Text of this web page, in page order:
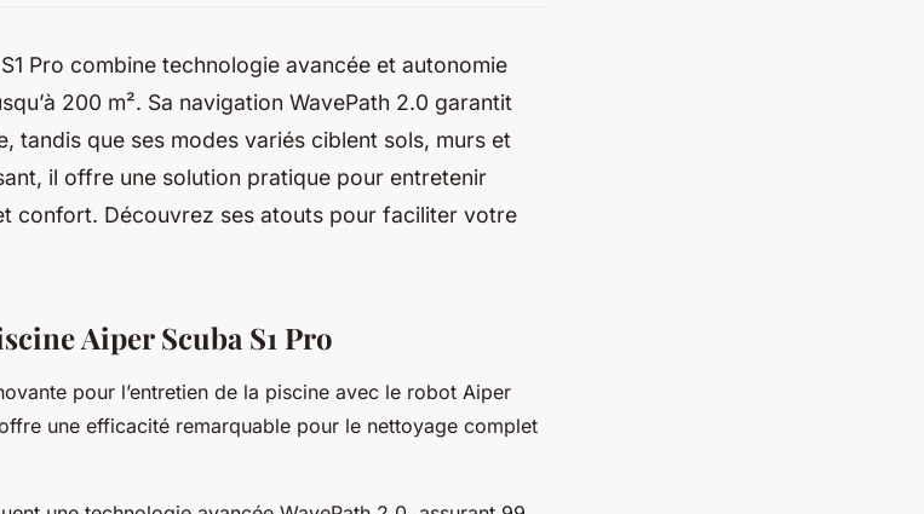
Pro combine technologie avancée et autonomie
200 m². Sa navigation WavePath 2.0 garantit
tandis que ses modes variés ciblent sols, murs et
il offre une solution pratique pour entretenir
confort. Découvrez ses atouts pour faciliter votre
Aiper Scuba S1 Pro
pour l’entretien de la piscine avec le robot Aiper
une efficacité remarquable pour le nettoyage complet